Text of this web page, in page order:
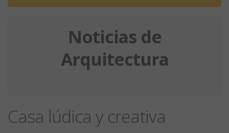
Noticias de
Arquitectura
Casa lúdica y creativa